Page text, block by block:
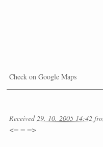
Check on Google Maps
Received29. 10. 2005 14:42
<= = =>